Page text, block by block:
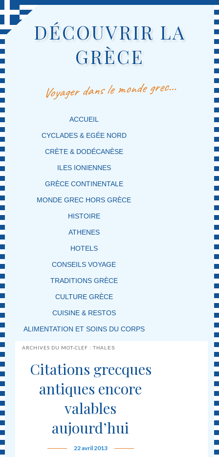
DÉCOUVRIR LA
GRÈCE
Voyager dans le monde grec…
MENU PRINCIPAL
MASQUER LA NAVIGATION PRINCIPALE
MASQUER LA NAVIGATION SECONDAIRE
ACCUEIL
CYCLADES & EGÉE NORD
CRÈTE & DODÉCANÈSE
ILES IONIENNES
GRÈCE CONTINENTALE
MONDE GREC HORS GRÈCE
HISTOIRE
ATHENES
HOTELS
CONSEILS VOYAGE
TRADITIONS GRÈCE
CULTURE GRÈCE
CUISINE & RESTOS
ALIMENTATION ET SOINS DU CORPS
ARCHIVES DU MOT-CLEF :THALES
Citations grecques
antiques encore
valables
aujourd’hui
22 avril 2013